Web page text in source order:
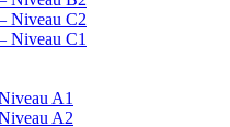
Niveau C2
Niveau C1
A1
A2